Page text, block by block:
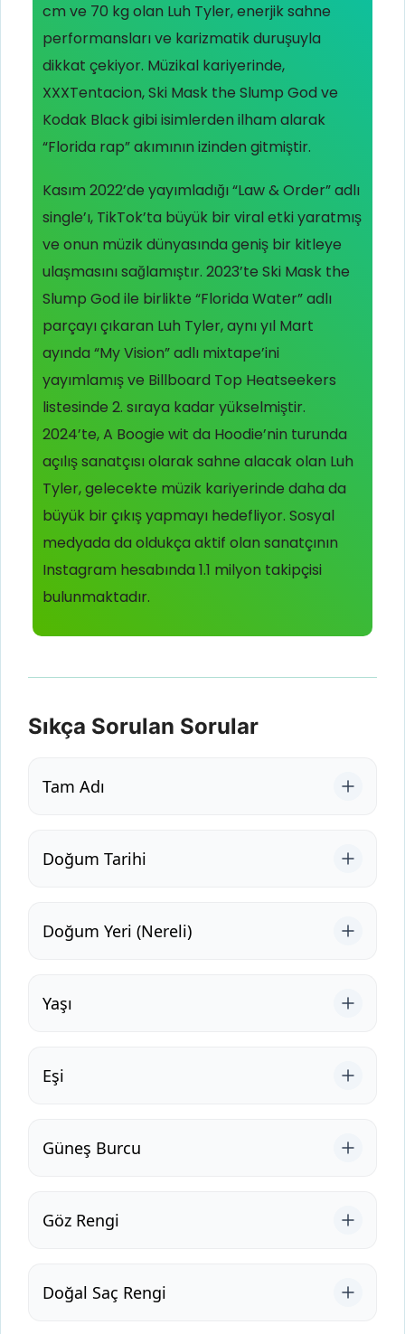
cm ve 70 kg olan Luh Tyler, enerjik sahne
performansları ve karizmatik duruşuyla
dikkat çekiyor. Müzikal kariyerinde,
XXXTentacion, Ski Mask the Slump God ve
Kodak Black gibi isimlerden ilham alarak
“Florida rap” akımının izinden gitmiştir.
Kasım 2022’de yayımladığı “Law & Order” adlı
single’ı, TikTok’ta büyük bir viral etki yaratmış
ve onun müzik dünyasında geniş bir kitleye
ulaşmasını sağlamıştır. 2023’te Ski Mask the
Slump God ile birlikte “Florida Water” adlı
parçayı çıkaran Luh Tyler, aynı yıl Mart
ayında “My Vision” adlı mixtape’ini
yayımlamış ve Billboard Top Heatseekers
listesinde 2. sıraya kadar yükselmiştir.
2024’te, A Boogie wit da Hoodie’nin turunda
açılış sanatçısı olarak sahne alacak olan Luh
Tyler, gelecekte müzik kariyerinde daha da
büyük bir çıkış yapmayı hedefliyor. Sosyal
medyada da oldukça aktif olan sanatçının
Instagram hesabında 1.1 milyon takipçisi
bulunmaktadır.
Sıkça Sorulan Sorular
Tam Adı
Doğum Tarihi
Doğum Yeri (Nereli)
Yaşı
Eşi
Güneş Burcu
Göz Rengi
Doğal Saç Rengi